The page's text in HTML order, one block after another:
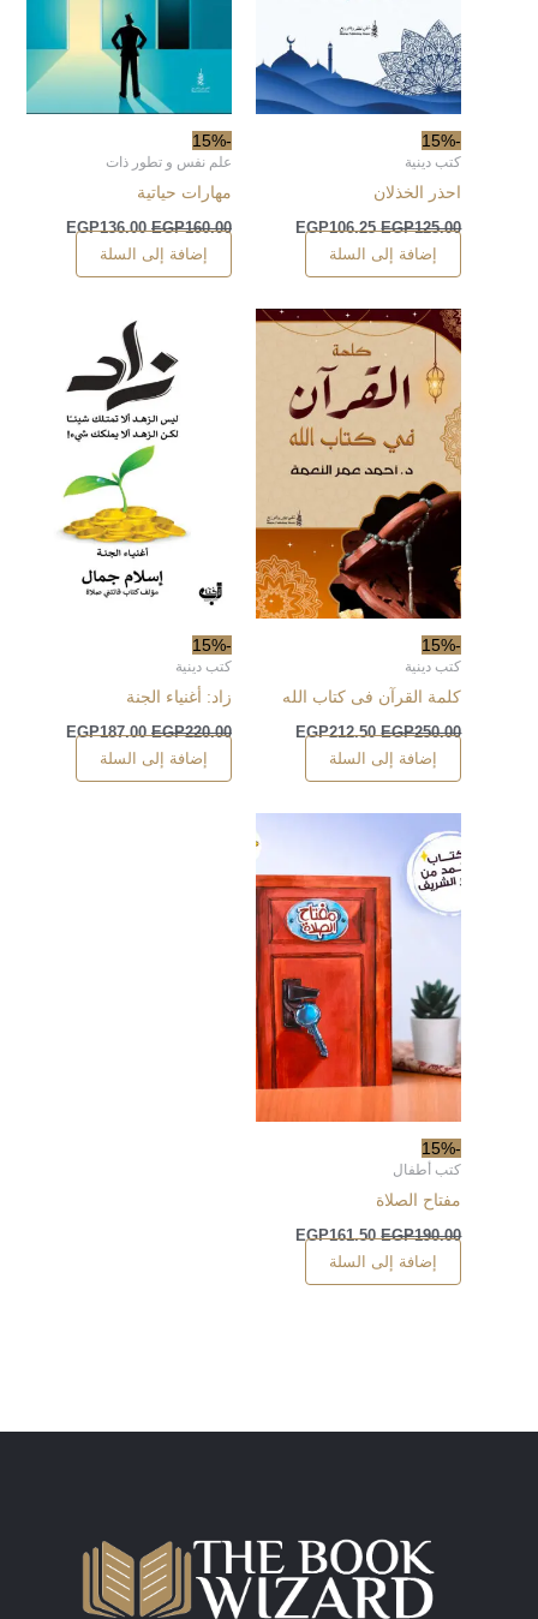
-15%
كتب دينية
احذر الخذلان
EGP125.00
EGP106.25
إضافة إلى السلة
-15%
علم نفس و تطور ذات
مهارات حياتية
EGP160.00
EGP136.00
إضافة إلى السلة
-15%
كتب دينية
كلمة القرآن فى كتاب الله
EGP250.00
EGP212.50
إضافة إلى السلة
-15%
كتب دينية
زاد: أغنياء الجنة
EGP220.00
EGP187.00
إضافة إلى السلة
-15%
كتب أطفال
مفتاح الصلاة
EGP190.00
EGP161.50
إضافة إلى السلة